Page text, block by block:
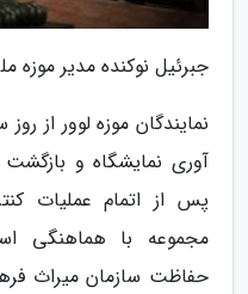
جبرئیل نوکنده مدیر موزه
نمایندگان موزه لوور از
آوری نمایشگاه و
پس از اتمام عملیات
مجموعه با هماهنگی
حفاظت سازمان میراث